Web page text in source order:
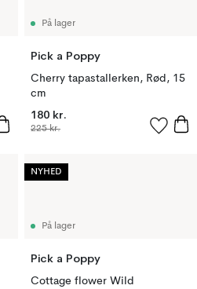
På lager
Pick a Poppy
Cherry tapastallerken, Rød, 15
cm
180 kr.
225 kr.
På lager
Pick a Poppy
Cottage flower Wild
NYHED